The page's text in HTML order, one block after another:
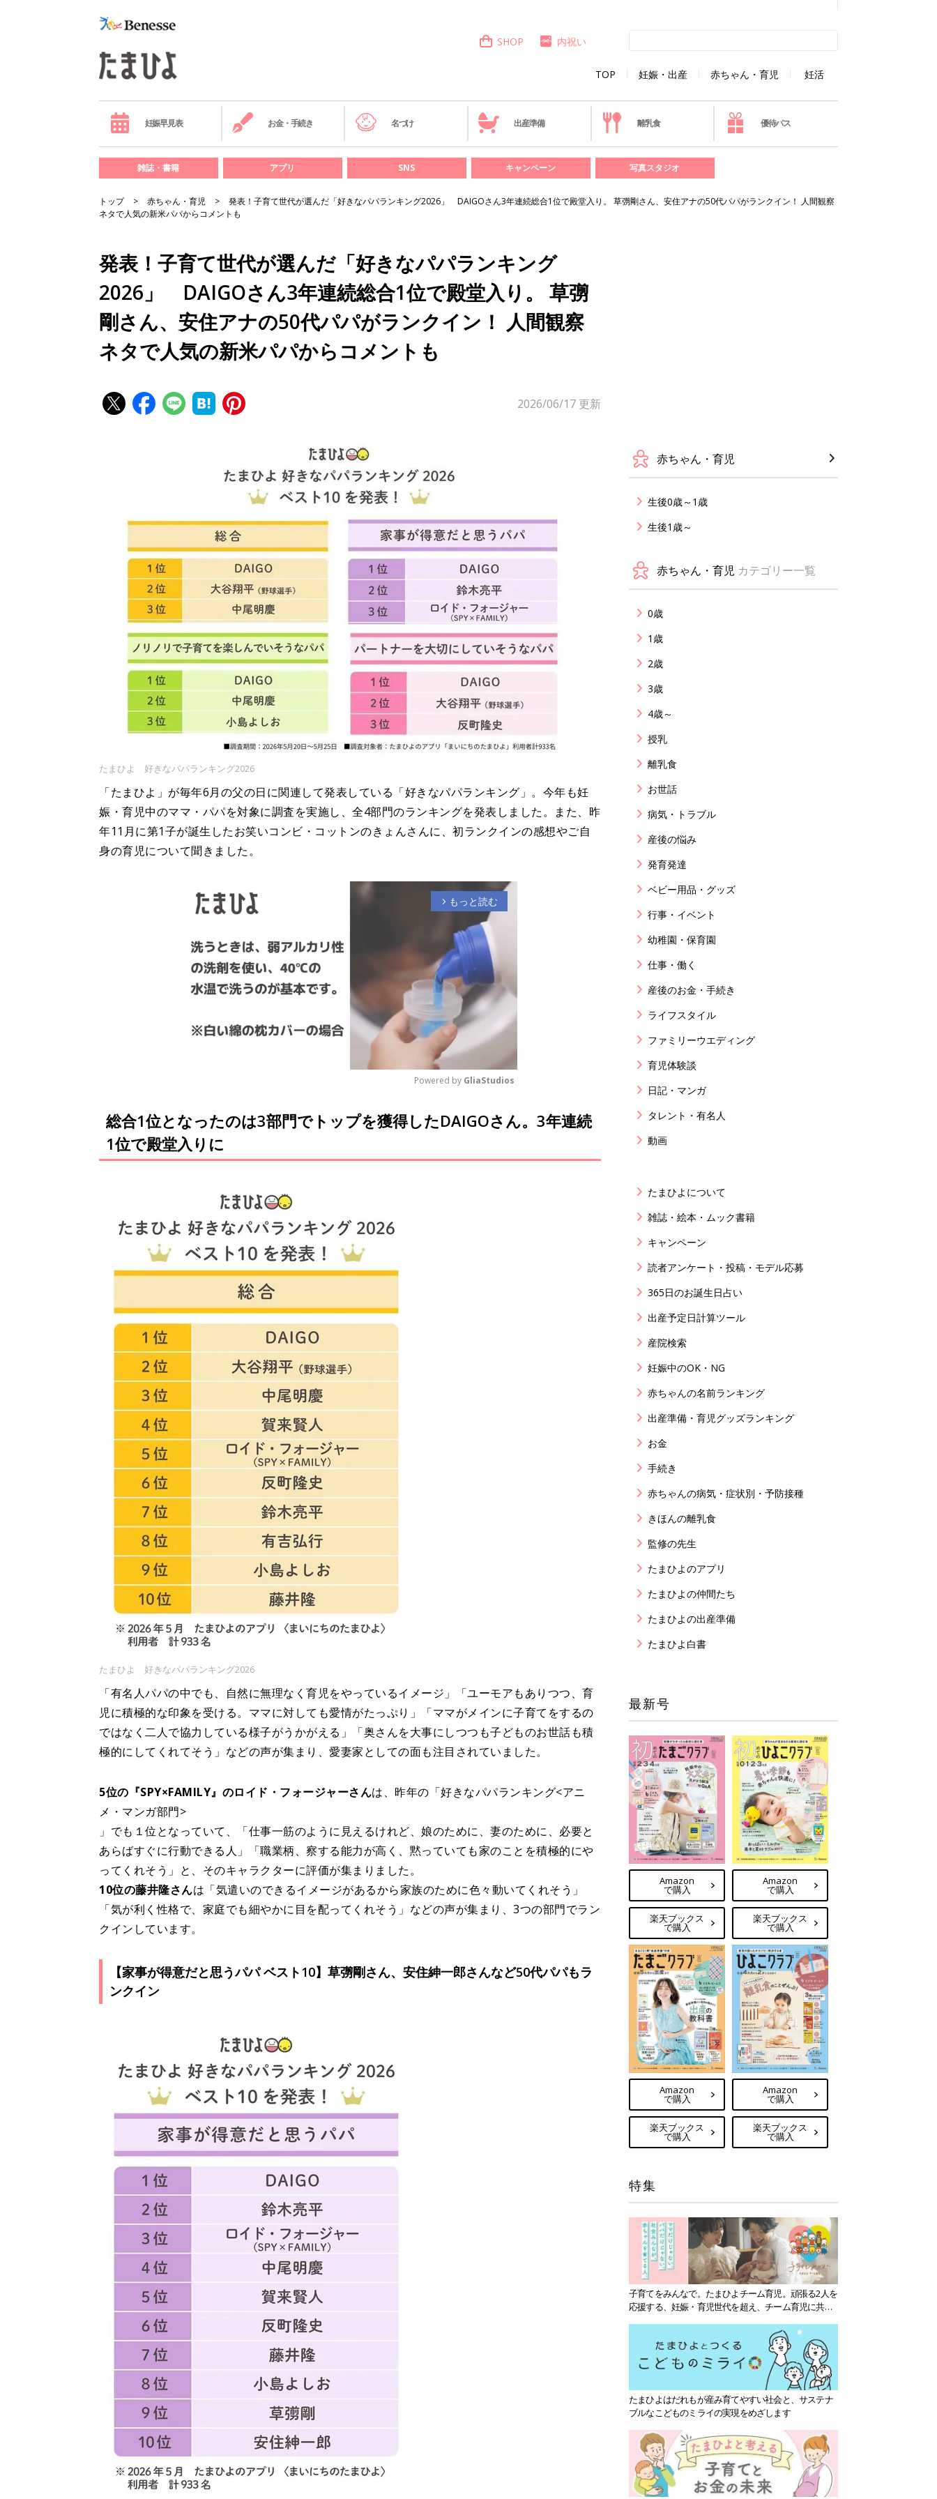
TOP 妊娠・出産 赤ちゃん・育児 妊活
SHOP 内祝い
妊娠早見表 お金・手続き 名づけ 出産準備 離乳食 優待パス
雑誌・書籍 アプリ SNS キャンペーン 写真スタジオ
トップ 赤ちゃん・育児
発表！子育て世代が選んだ「好きなパパランキング2026」 DAIGOさん3年連続総合1位で殿堂入り。 草彅剛さん、安住アナの50代パパがランクイン！ 人間観察
ネタで人気の新米パパからコメントも
発表！子育て世代が選んだ「好きなパパランキング
2026」 DAIGOさん3年連続総合1位で殿堂入り。 草彅
剛さん、安住アナの50代パパがランクイン！ 人間観察
ネタで人気の新米パパからコメントも
2026/06/17 更新
たまひよ 好きなパパランキング2026
「たまひよ」が毎年6月の父の日に関連して発表している「好きなパパランキング」。今年も妊
娠・育児中のママ・パパを対象に調査を実施し、全4部門のランキングを発表しました。また、昨
年11月に第1子が誕生したお笑いコンビ・コットンのきょんさんに、初ランクインの感想やご自
身の育児について聞きました。
arrow_forward_ios もっと読む
M
t
Powered by GliaStudios
総合1位となったのは3部門でトップを獲得したDAIGOさん。3年連続
1位で殿堂入りに
たまひよ 好きなパパランキング2026
「有名人パパの中でも、自然に無理なく育児をやっているイメージ」「ユーモアもありつつ、育
児に積極的な印象を受ける。ママに対しても愛情がたっぷり」「ママがメインに子育てをするの
ではなく二人で協力している様子がうかがえる」「奥さんを大事にしつつも子どものお世話も積
極的にしてくれてそう」などの声が集まり、愛妻家としての面も注目されていました。
5位の『SPY×FAMILY』のロイド・フォージャーさんは、昨年の「好きなパパランキング<アニ
メ・マンガ部門>
」でも１位となっていて、「仕事一筋のように見えるけれど、娘のために、妻のために、必要と
あらばすぐに行動できる人」「職業柄、察する能力が高く、黙っていても家のことを積極的にや
ってくれそう」と、そのキャラクターに評価が集まりました。
10位の藤井隆さんは「気遣いのできるイメージがあるから家族のために色々動いてくれそう」
「気が利く性格で、家庭でも細やかに目を配ってくれそう」などの声が集まり、3つの部門でラン
クインしています。
【家事が得意だと思うパパ ベスト10】草彅剛さん、安住紳一郎さんなど50代パパもラ
ンクイン
赤ちゃん・育児
生後0歳～1歳
生後1歳～
赤ちゃん・育児 カテゴリー一覧
0歳
1歳
2歳
3歳
4歳～
授乳
離乳食
お世話
病気・トラブル
産後の悩み
発育発達
ベビー用品・グッズ
行事・イベント
幼稚園・保育園
仕事・働く
産後のお金・手続き
ライフスタイル
ファミリーウエディング
育児体験談
日記・マンガ
タレント・有名人
動画
たまひよについて
雑誌・絵本・ムック書籍
キャンペーン
読者アンケート・投稿・モデル応募
365日のお誕生日占い
出産予定日計算ツール
産院検索
妊娠中のOK・NG
赤ちゃんの名前ランキング
出産準備・育児グッズランキング
お金
手続き
赤ちゃんの病気・症状別・予防接種
きほんの離乳食
監修の先生
たまひよのアプリ
たまひよの仲間たち
たまひよの出産準備
たまひよ白書
最新号
Amazon
で購入
楽天ブックス
で購入
Amazon
で購入
楽天ブックス
で購入
Amazon
で購入
楽天ブックス
で購入
Amazon
で購入
楽天ブックス
で購入
特集
子育てをみんなで。たまひよチーム育児。頑張る2人を
応援する、妊娠・育児世代を超え、チーム育児に共感
たまひよはだれもが産み育てやすい社会と、サステナ
ブルなこどものミライの実現をめざします